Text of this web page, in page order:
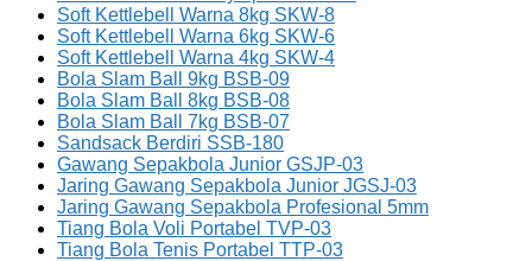
Soft Kettlebell Warna 8kg SKW-8
Soft Kettlebell Warna 6kg SKW-6
Soft Kettlebell Warna 4kg SKW-4
Bola Slam Ball 9kg BSB-09
Bola Slam Ball 8kg BSB-08
Bola Slam Ball 7kg BSB-07
Sandsack Berdiri SSB-180
Gawang Sepakbola Junior GSJP-03
Jaring Gawang Sepakbola Junior JGSJ-03
Jaring Gawang Sepakbola Profesional 5mm
Tiang Bola Voli Portabel TVP-03
Tiang Bola Tenis Portabel TTP-03